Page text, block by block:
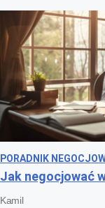
PORADNIK
Jak negocjować
Kamil